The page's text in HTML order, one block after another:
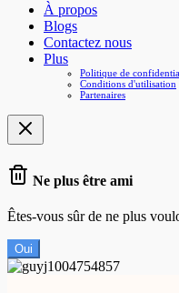
À propos
Blogs
Contactez nous
Plus
Politique de
Conditions d'utilisation
Partenaires
Ne plus être ami
Êtes-vous sûr de ne plus
Oui